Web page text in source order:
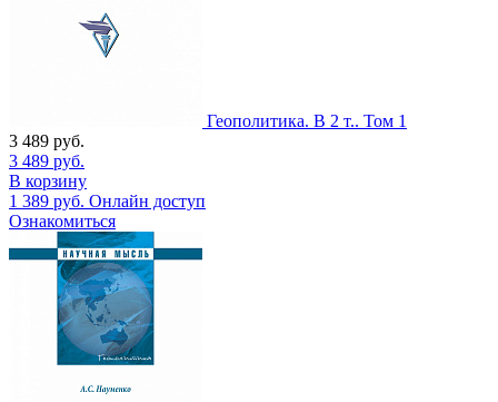
Геополитика. В 2 т.. Том 1
3 489 руб.
3 489 руб.
В корзину
1 389 руб. Онлайн доступ
Ознакомиться